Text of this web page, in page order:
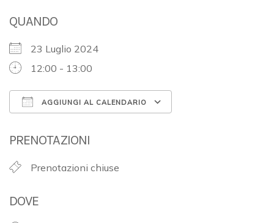
QUANDO
23 Luglio 2024
12:00 - 13:00
AGGIUNGI AL CALENDARIO
PRENOTAZIONI
Prenotazioni chiuse
DOVE